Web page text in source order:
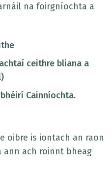
na foirgníochta a
ceithre bliana a
Cainníochta.
oibre is iontach an raon
ann ach roinnt bheag